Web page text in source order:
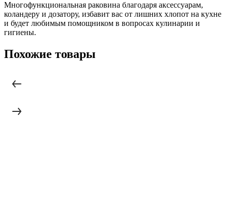
Многофункциональная раковина благодаря аксессуарам,
коландеру и дозатору, избавит вас от лишних хлопот на кухне
и будет любимым помощником в вопросах кулинарии и
гигиены.
Похожие товары